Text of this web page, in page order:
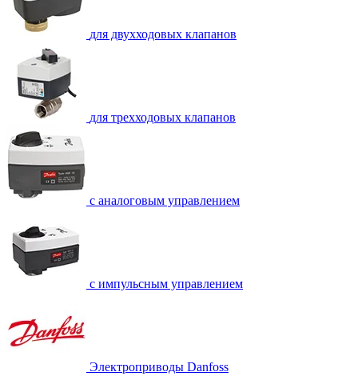
для двухходовых клапанов
для трехходовых клапанов
с аналоговым управлением
с импульсным управлением
Электроприводы Danfoss